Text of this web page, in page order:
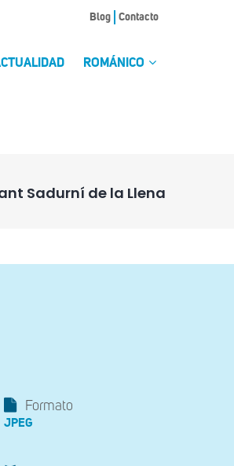
Blog Contacto
ROMÁNICO
Sadurní de la Llena
Formato
JPEG